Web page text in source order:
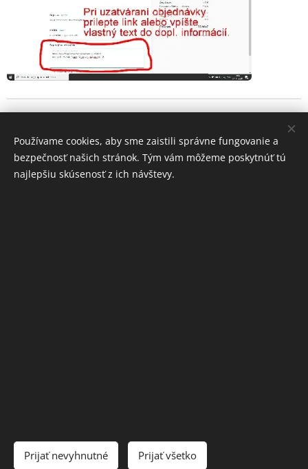
Vyberte si Váš nový
mobilný kryt.
EUR €
Používame cookies, aby sme zaistili správne fungovanie a
bezpečnosť našich stránok. Tým vám môžeme poskytnúť tú
najlepšiu skúsenosť z ich návštevy.
Prijať nevyhnutné Prijať všetko